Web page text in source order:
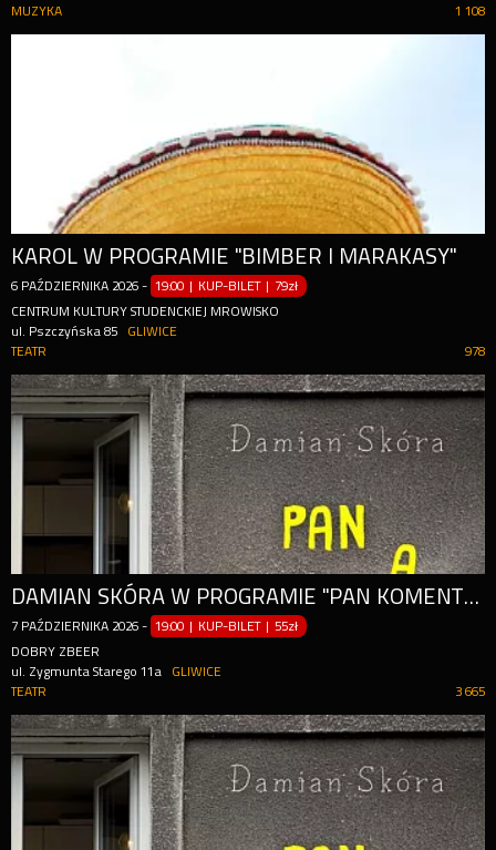
1 108
MUZYKA
KAROL W PROGRAMIE "BIMBER I MARAKASY"
6 PAŹDZIERNIKA 2026 - 19:00 | KUP-BILET | 79zł
CENTRUM KULTURY STUDENCKIEJ MROWISKO
ul. Pszczyńska 85
GLIWICE
978
TEATR
DAMIAN SKÓRA W PROGRAMIE "PAN KOMENTARZ" + POLSKA KOMENTUJĄCA NA ŻYWO
7 PAŹDZIERNIKA 2026 - 19:00 | KUP-BILET | 55zł
DOBRY ZBEER
ul. Zygmunta Starego 11a
GLIWICE
3 665
TEATR